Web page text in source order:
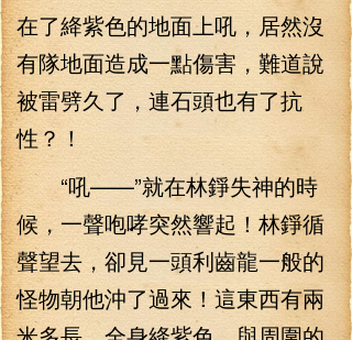
在了絳紫色的地面上吼，居然沒
有隊地面造成一點傷害，難道說
被雷劈久了，連石頭也有了抗
性？！
“吼——”就在林錚失神的時
候，一聲咆哮突然響起！林錚循
聲望去，卻見一頭利齒龍一般的
怪物朝他沖了過來！這東西有兩